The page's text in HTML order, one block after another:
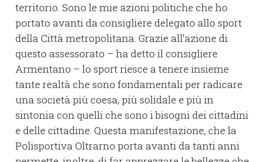
territorio. Sono le mie azioni politiche che ho
portato avanti da consigliere delegato allo sport
della Città metropolitana. Grazie all’azione di
questo assessorato – ha detto il consigliere
Armentano – lo sport riesce a tenere insieme
tante realtà che sono fondamentali per radicare
una società più coesa, più solidale e più in
sintonia con quelli che sono i bisogni dei cittadini
e delle cittadine. Questa manifestazione, che la
Polisportiva Oltrarno porta avanti da tanti anni